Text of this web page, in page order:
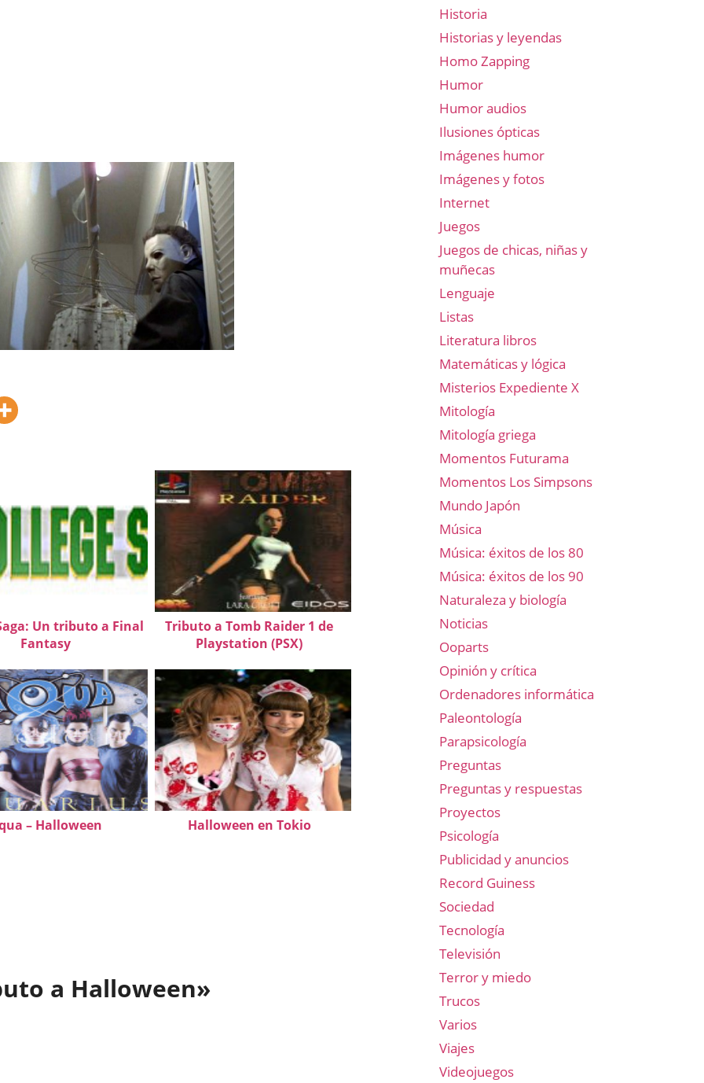
Un tributo a Final
Fantasy
Tributo a Tomb Raider 1 de
Playstation (PSX)
– Halloween Halloween en Tokio
a Halloween»
Historia
Historias y leyendas
Homo Zapping
Humor
Humor audios
Ilusiones ópticas
Imágenes humor
Imágenes y fotos
Internet
Juegos
Juegos de chicas, niñas y
muñecas
Lenguaje
Listas
Literatura libros
Matemáticas y lógica
Misterios Expediente X
Mitología
Mitología griega
Momentos Futurama
Momentos Los Simpsons
Mundo Japón
Música
Música: éxitos de los 80
Música: éxitos de los 90
Naturaleza y biología
Noticias
Ooparts
Opinión y crítica
Ordenadores informática
Paleontología
Parapsicología
Preguntas
Preguntas y respuestas
Proyectos
Psicología
Publicidad y anuncios
Record Guiness
Sociedad
Tecnología
Televisión
Terror y miedo
Trucos
Varios
Viajes
Videojuegos